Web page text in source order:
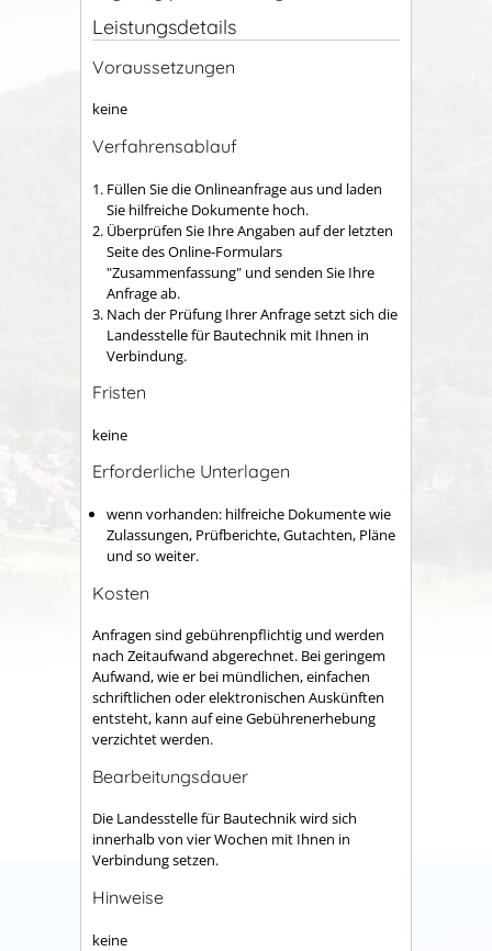
Leistungsdetails
Voraussetzungen
keine
Verfahrensablauf
Füllen Sie die Onlineanfrage aus und laden
Sie hilfreiche Dokumente hoch.
Überprüfen Sie Ihre Angaben auf der letzten
Seite des Online-Formulars
"Zusammenfassung" und senden Sie Ihre
Anfrage ab.
Nach der Prüfung Ihrer Anfrage setzt sich die
Landesstelle für Bautechnik mit Ihnen in
Verbindung.
Fristen
keine
Erforderliche Unterlagen
wenn vorhanden: hilfreiche Dokumente wie
Zulassungen, Prüfberichte, Gutachten, Pläne
und so weiter.
Kosten
Anfragen sind gebührenpflichtig und werden
nach Zeitaufwand abgerechnet. Bei geringem
Aufwand, wie er bei mündlichen, einfachen
schriftlichen oder elektronischen Auskünften
entsteht, kann auf eine Gebührenerhebung
verzichtet werden.
Bearbeitungsdauer
Die Landesstelle für Bautechnik wird sich
innerhalb von vier Wochen mit Ihnen in
Verbindung setzen.
Hinweise
keine